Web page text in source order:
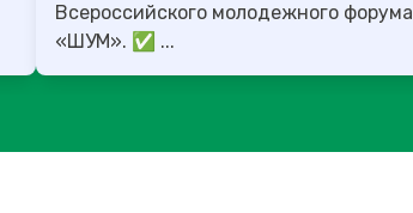
Всероссийского молодежного форума
«ШУМ». ✅ ...